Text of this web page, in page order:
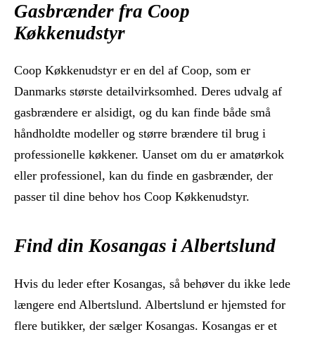
Gasbrænder fra Coop
Køkkenudstyr
Coop Køkkenudstyr er en del af Coop, som er
Danmarks største detailvirksomhed. Deres udvalg af
gasbrændere er alsidigt, og du kan finde både små
håndholdte modeller og større brændere til brug i
professionelle køkkener. Uanset om du er amatørkok
eller professionel, kan du finde en gasbrænder, der
passer til dine behov hos Coop Køkkenudstyr.
Find din Kosangas i Albertslund
Hvis du leder efter Kosangas, så behøver du ikke lede
længere end Albertslund. Albertslund er hjemsted for
flere butikker, der sælger Kosangas. Kosangas er et